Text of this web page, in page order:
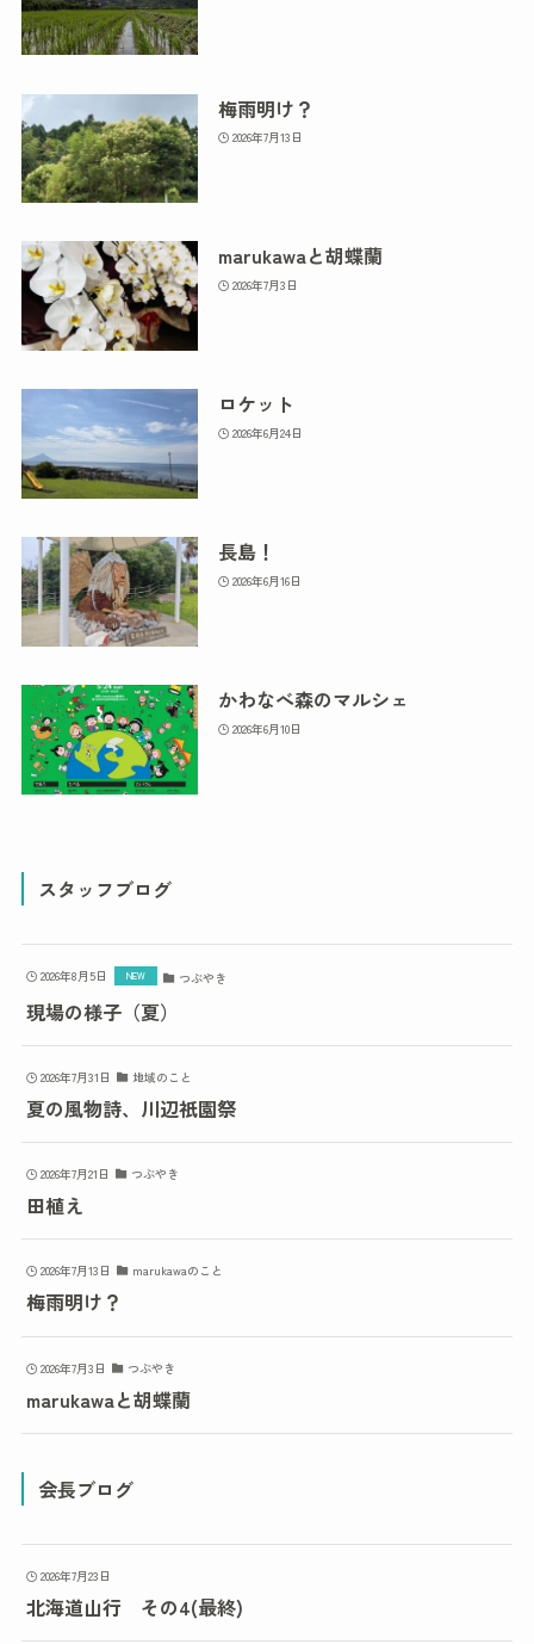
梅雨明け？
2026年7月13日
marukawaと胡蝶蘭
2026年7月3日
ロケット
2026年6月24日
長島！
2026年6月16日
かわなべ森のマルシェ
2026年6月10日
スタッフブログ
2026年8月5日 つぶやき
現場の様子（夏）
2026年7月31日 地域のこと
夏の風物詩、川辺祇園祭
2026年7月21日 つぶやき
田植え
2026年7月13日 marukawaのこと
梅雨明け？
2026年7月3日 つぶやき
marukawaと胡蝶蘭
会長ブログ
2026年7月23日
北海道山行 その4(最終)